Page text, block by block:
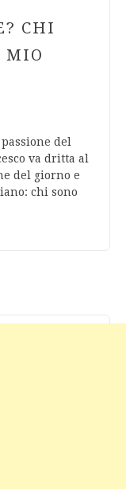
CHI
MIO
del
va dritta al
del giorno e
chi sono